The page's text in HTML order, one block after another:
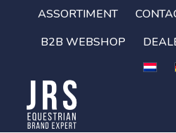
ASSORTIMENT
B2B WEBSHOP